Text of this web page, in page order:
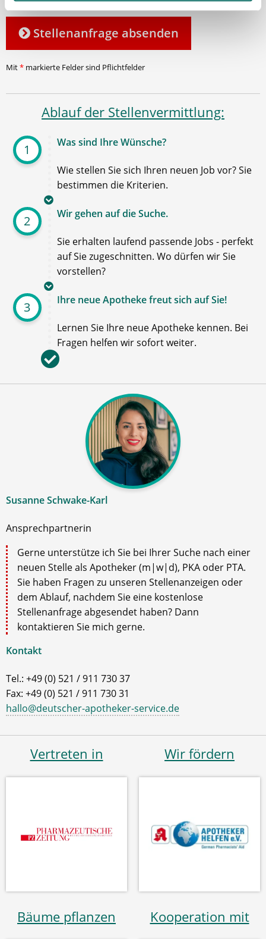
Stellenanfrage absenden
Mit* markierte Felder sind Pflichtfelder
Ablauf der Stellenvermittlung:
1 Was sind Ihre Wünsche?
Wie stellen Sie sich Ihren neuen Job vor? Sie
bestimmen die Kriterien.
2 Wir gehen auf die Suche.
Sie erhalten laufend passende Jobs - perfekt
auf Sie zugeschnitten. Wo dürfen wir Sie
vorstellen?
3 Ihre neue Apotheke freut sich auf Sie!
Lernen Sie Ihre neue Apotheke kennen. Bei
Fragen helfen wir sofort weiter.
Susanne Schwake-Karl
Ansprechpartnerin
Gerne unterstütze ich Sie bei Ihrer Suche nach einer
neuen Stelle als Apotheker (m|w|d), PKA oder PTA.
Sie haben Fragen zu unseren Stellenanzeigen oder
dem Ablauf, nachdem Sie eine kostenlose
Stellenanfrage abgesendet haben? Dann
kontaktieren Sie mich gerne.
Kontakt
Tel.: +49 (0) 521 / 911 730 37
Fax: +49 (0) 521 / 911 730 31
hallo@deutscher-apotheker-service.de
Vertreten in Wir fördern
Bäume pflanzen Kooperation mit